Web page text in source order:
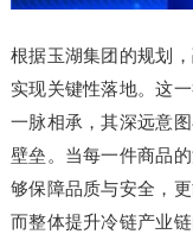
根据玉湖集团的规划
实现关键性落地。这
一脉相承，其深远意
壁垒。当每一件商品
够保障品质与安全，
而整体提升冷链产业